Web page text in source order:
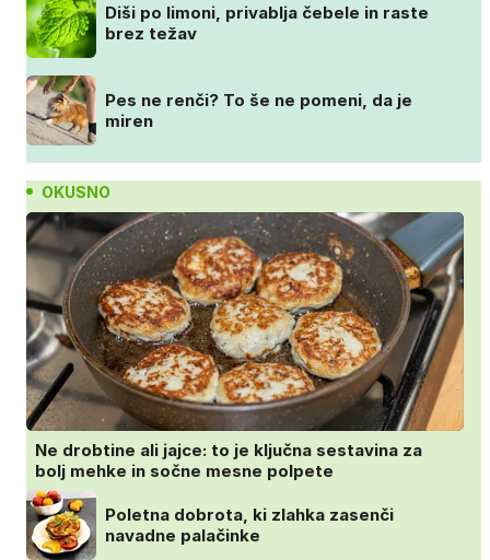
Diši po limoni, privablja čebele in raste
brez težav
Pes ne renči? To še ne pomeni, da je
miren
OKUSNO
Ne drobtine ali jajce: to je ključna sestavina za
bolj mehke in sočne mesne polpete
Poletna dobrota, ki zlahka zasenči
navadne palačinke